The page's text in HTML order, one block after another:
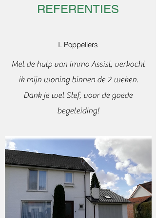
REFERENTIES
I. Poppeliers
Met de hulp van Immo Assist, verkocht
ik mijn woning binnen de 2 weken.
Dank je wel Stef, voor de goede
begeleiding!